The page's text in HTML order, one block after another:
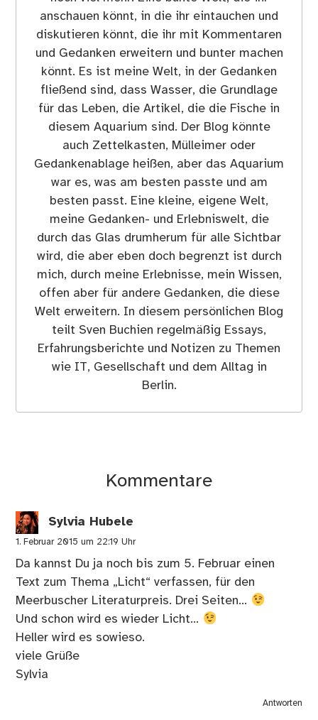
anschauen könnt, in die ihr eintauchen und
diskutieren könnt, die ihr mit Kommentaren
und Gedanken erweitern und bunter machen
könnt. Es ist meine Welt, in der Gedanken
fließend sind, dass Wasser, die Grundlage
für das Leben, die Artikel, die die Fische in
diesem Aquarium sind. Der Blog könnte
auch Zettelkasten, Mülleimer oder
Gedankenablage heißen, aber das Aquarium
war es, was am besten passte und am
besten passt. Eine kleine, eigene Welt,
meine Gedanken- und Erlebniswelt, die
durch das Glas drumherum für alle Sichtbar
wird, die aber eben doch begrenzt ist durch
mich, durch meine Erlebnisse, mein Wissen,
offen aber für andere Gedanken, die diese
Welt erweitern. In diesem persönlichen Blog
teilt Sven Buchien regelmäßig Essays,
Erfahrungsberichte und Notizen zu Themen
wie IT, Gesellschaft und dem Alltag in
Berlin.
Kommentare
Sylvia Hubele
1. Februar 2015 um 22:19 Uhr
Da kannst Du ja noch bis zum 5. Februar einen
Text zum Thema „Licht“ verfassen, für den
Meerbuscher Literaturpreis. Drei Seiten…
Und schon wird es wieder Licht…
Heller wird es sowieso.
viele Grüße
Sylvia
Antworten